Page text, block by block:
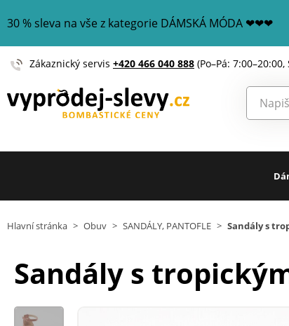
30 % sleva na vše z kategorie DÁMSKÁ MÓDA ❤❤❤
Zákaznický servis +420 466 040 888 (Po–Pá:
Hlavní stránka > Obuv > SANDÁLY, PANTOFLE > Sandály s
Sandály s